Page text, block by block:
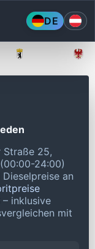
DE
Straße 25,
24:00)
an
inklusive
mit